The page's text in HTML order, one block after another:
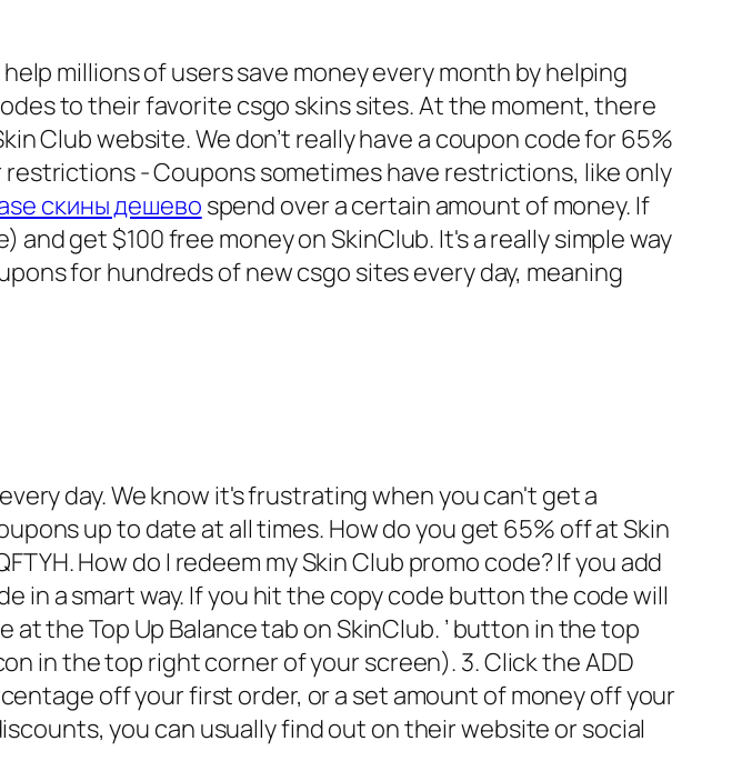
millions of users save money every month by helping
to their favorite csgo skins sites. At the moment, there
Club website. We don’t really have a coupon code for 65%
- Coupons sometimes have restrictions, like only
скины дешевоspend over a certain amount of money. If
get $100 free money on SkinClub. It's a really simple way
for hundreds of new csgo sites every day, meaning
day. We know it's frustrating when you can't get a
up to date at all times. How do you get 65% off at Skin
How do I redeem my Skin Club promo code? If you add
in a smart way. If you hit the copy code button the code will
the Top Up Balance tab on SkinClub. ’ button in the top
in the top right corner of your screen). 3. Click the ADD
off your first order, or a set amount of money off your
you can usually find out on their website or social